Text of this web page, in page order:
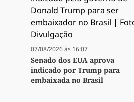
07/08/2026 às 16:07
Senado dos EUA aprova
indicado por Trump para
embaixada no Brasil